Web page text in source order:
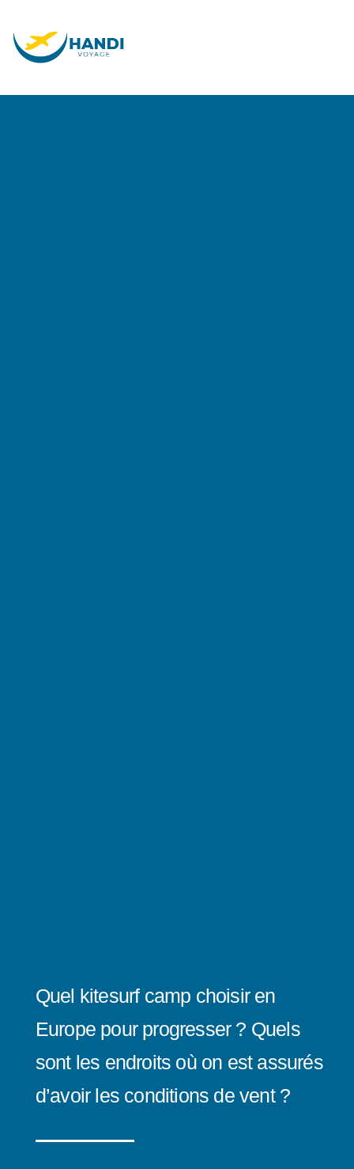
Quel kitesurf camp choisir en
Europe pour progresser ? Quels
sont les endroits où on est assurés
d’avoir les conditions de vent ?